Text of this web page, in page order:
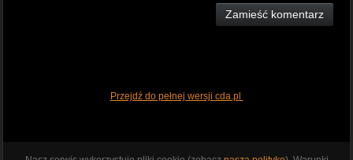
Zamieść komentarz
Przejdź do pełnej wersji cda.pl